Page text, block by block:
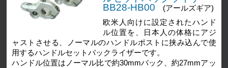
BB28-HB00
(アールズギア)
欧米人向けに設定されたハンド
ル位置を、日本人の体格にアジ
ャストさせる、ノーマルのハンドルポストに挟み込んで使
用するハンドルセットバックライザーです。
ハンドル位置はノーマル比で約30mmバック、約27mmアッ